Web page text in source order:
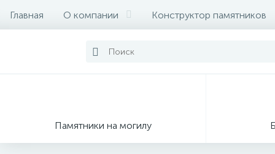
Главная О компании Конструктор памятников
Памятники на могилу